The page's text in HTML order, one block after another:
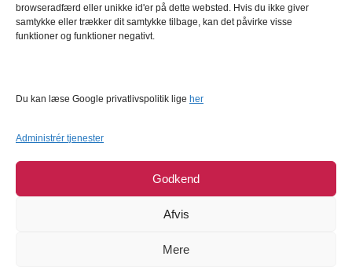
browseradfærd eller unikke id'er på dette websted. Hvis du ikke giver
samtykke eller trækker dit samtykke tilbage, kan det påvirke visse
funktioner og funktioner negativt.
Du kan læse Google privatlivspolitik lige her
Administrér tjenester
Godkend
Afvis
Mere
Om Bagetid.dk
Se Fødevarestyrelsens smiley-rapporter